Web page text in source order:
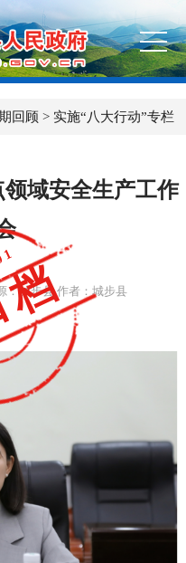
回顾 > 实施“八大行动”专栏
域安全生产工作
：城步县 作者：城步县